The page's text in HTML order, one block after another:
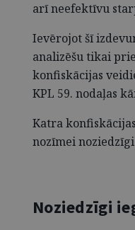
arī neefektīvu
Ievērojot šī
analizēšu tikai
konfiskācijas
KPL 59. nodaļas
Katra
nozīmei
Noziedzīgi